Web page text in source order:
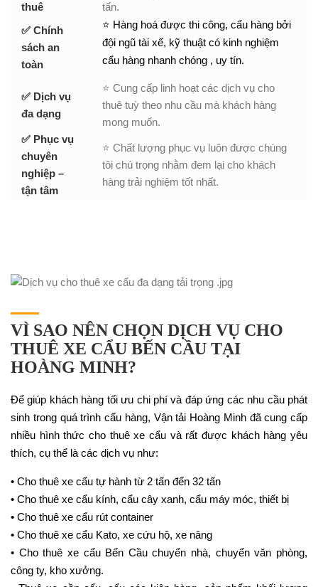
thuê
tấn.
✅ Chính
sách an
toàn
⭐ Hàng hoá được thi công, cẩu hàng bởi
đội ngũ tài xế, kỹ thuật có kinh nghiệm
cẩu hàng nhanh chóng , uy tín.
✅ Dịch vụ
đa dạng
⭐ Cung cấp linh hoạt các dịch vụ cho
thuê tuỳ theo nhu cầu mà khách hàng
mong muốn.
✅ Phục vụ
chuyên
nghiệp –
tận tâm
⭐ Chất lượng phục vụ luôn được chúng
tôi chú trọng nhằm đem lại cho khách
hàng trải nghiệm tốt nhất.
VÌ SAO NÊN CHỌN DỊCH VỤ CHO
THUÊ XE CẨU BẾN CẦU TẠI
HOÀNG MINH?
Để giúp khách hàng tối ưu chi phí và đáp ứng các nhu cầu phát
sinh trong quá trình cẩu hàng, Vận tải Hoàng Minh đã cung cấp
nhiều hình thức cho thuê xe cẩu và rất được khách hàng yêu
thích, cụ thể là các dịch vụ như:
• Cho thuê xe cẩu tự hành từ 2 tấn đến 32 tấn
• Cho thuê xe cẩu kính, cẩu cây xanh, cẩu máy móc, thiết bị
• Cho thuê xe cẩu rút container
• Cho thuê xe cẩu Kato, xe cứu hộ, xe nâng
• Cho thuê xe cẩu Bến Cầu chuyển nhà, chuyển văn phòng,
công ty, kho xưởng.